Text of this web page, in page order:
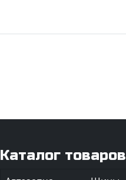
Каталог товаров